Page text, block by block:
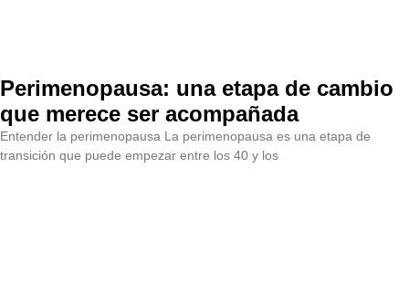
Perimenopausa: una etapa de cambio
que merece ser acompañada
Entender la perimenopausa La perimenopausa es una etapa de
transición que puede empezar entre los 40 y los